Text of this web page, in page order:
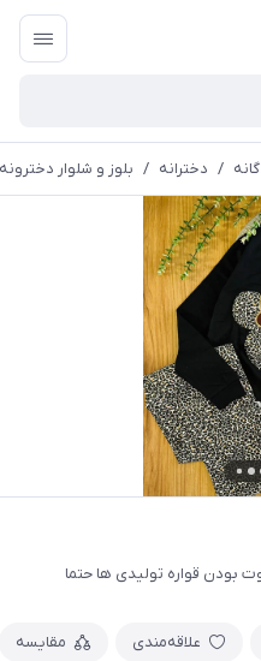
/ دخترانه / بلوز و شلوار دخترونه
به علت متفاوت بودن قواره تولیدی ها حتما
علاقه‌مندی مقایسه